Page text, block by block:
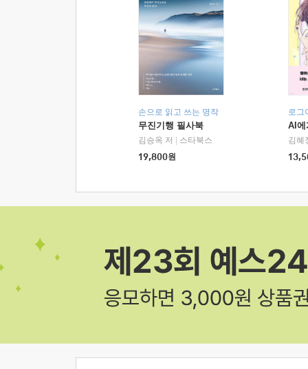
손으로 읽고 쓰는 명작
무진기행 필사북
김승옥 저
스타북스
19,800원
로그
AI에
김혜